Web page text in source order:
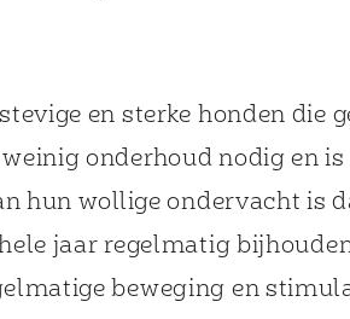
en sterke honden die
onderhoud nodig en
hun wollige ondervacht is
jaar regelmatig
beweging en